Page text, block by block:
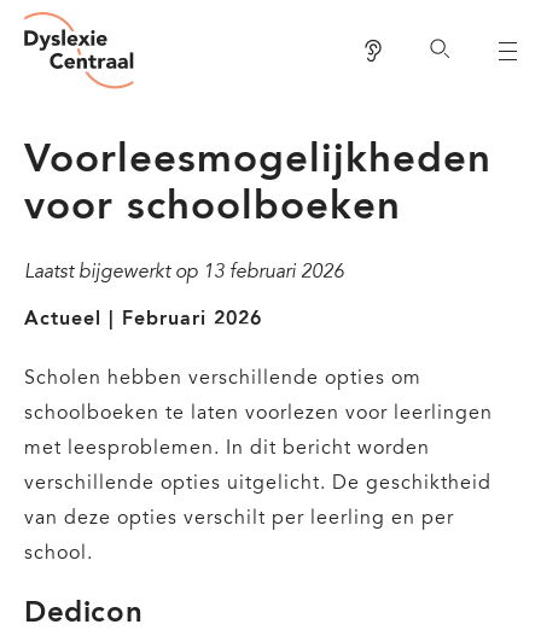
Overslaan
inhoud
gaan
Centraal
Lees voorZoeken
Voorleesmogelijkheden
voor schoolboeken
Laatst bijgewerkt op 13 februari 2026
Actueel | Februari 2026
Scholen hebben verschillende opties om
schoolboeken te laten voorlezen voor leerlingen
met leesproblemen. In dit bericht worden
verschillende opties uitgelicht. De geschiktheid
van deze opties verschilt per leerling en per
school.
Dedicon